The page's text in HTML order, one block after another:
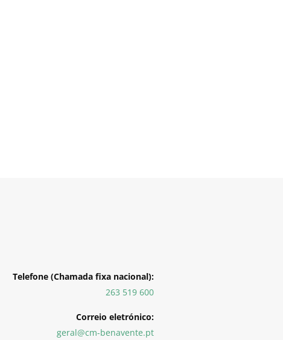
Telefone (Chamada fixa nacional):
263 519 600
Correio eletrónico:
geral@cm-benavente.pt